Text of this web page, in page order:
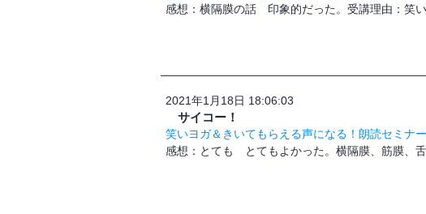
感想：横隔膜の話 印象的だった。受講理由：笑
2021年1月18日 18:06:03
サイコー！
笑いヨガ＆きいてもらえる声になる！朗読セミナ
感想：とても とてもよかった。横隔膜、筋膜